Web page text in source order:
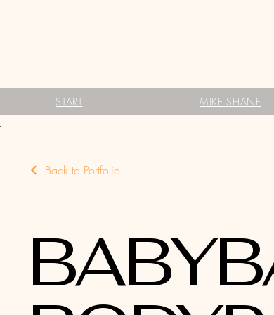
START MIKE SHANE
Back to Portfolio